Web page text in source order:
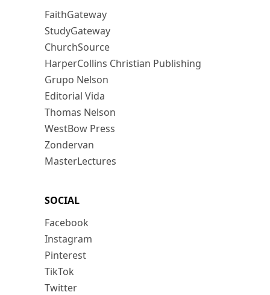
FaithGateway
StudyGateway
ChurchSource
HarperCollins Christian Publishing
Grupo Nelson
Editorial Vida
Thomas Nelson
WestBow Press
Zondervan
MasterLectures
SOCIAL
Facebook
Instagram
Pinterest
TikTok
Twitter